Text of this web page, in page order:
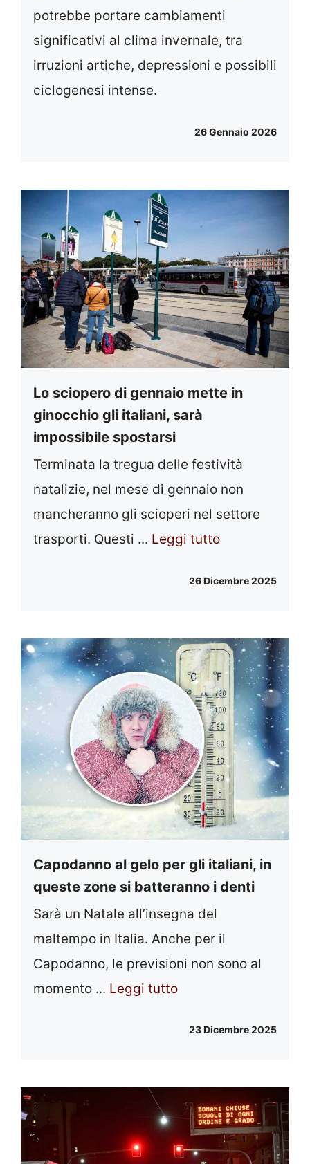
potrebbe portare cambiamenti
significativi al clima invernale, tra
irruzioni artiche, depressioni e possibili
ciclogenesi intense.
26 Gennaio 2026
Lo sciopero di gennaio mette in
ginocchio gli italiani, sarà
impossibile spostarsi
Terminata la tregua delle festività
natalizie, nel mese di gennaio non
mancheranno gli scioperi nel settore
trasporti. Questi ... Leggi tutto
26 Dicembre 2025
Capodanno al gelo per gli italiani, in
queste zone si batteranno i denti
Sarà un Natale all’insegna del
maltempo in Italia. Anche per il
Capodanno, le previsioni non sono al
momento ... Leggi tutto
23 Dicembre 2025